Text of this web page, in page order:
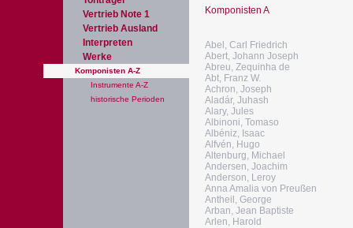
Vertrieb Note 1
Vertrieb Ausland
Interpreten
Werke
Komponisten A-Z
Instrumente A-Z
historische Perioden
Komponisten A
Abel, Carl Friedrich
Abert, Johann Joseph
Abreu, Zequinha de
Abt, Franz W.
Achron, Joseph
Aladár, Juhash
Alary, Jules
Albinoni, Tomaso
Albéniz, Isaac
Alfvén, Hugo
Altenburg, Michael
Andersen, Joachim
Anderson, Leroy
Anna Amalia von Preußen
Antheil, George
Arban, Jean Baptiste
Arlen, Harold